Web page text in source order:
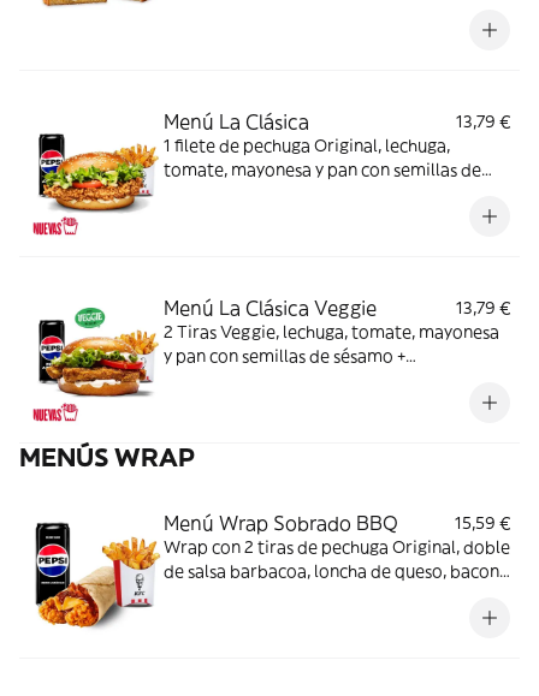
Menú La Clásica
13,79 €
1 filete de pechuga Original, lechuga,
tomate, mayonesa y pan con semillas de
Menú La Clásica Veggie
13,79 €
2 Tiras Veggie, lechuga, tomate, mayonesa
y pan con semillas de sésamo +
MENÚS WRAP
Menú Wrap Sobrado BBQ
15,59 €
Wrap con 2 tiras de pechuga Original, doble
de salsa barbacoa, loncha de queso, bacon